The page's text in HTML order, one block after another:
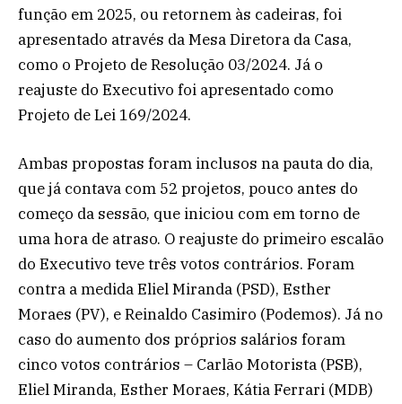
função em 2025, ou retornem às cadeiras, foi
apresentado através da Mesa Diretora da Casa,
como o Projeto de Resolução 03/2024. Já o
reajuste do Executivo foi apresentado como
Projeto de Lei 169/2024.
Ambas propostas foram inclusos na pauta do dia,
que já contava com 52 projetos, pouco antes do
começo da sessão, que iniciou com em torno de
uma hora de atraso. O reajuste do primeiro escalão
do Executivo teve três votos contrários. Foram
contra a medida Eliel Miranda (PSD), Esther
Moraes (PV), e Reinaldo Casimiro (Podemos). Já no
caso do aumento dos próprios salários foram
cinco votos contrários – Carlão Motorista (PSB),
Eliel Miranda, Esther Moraes, Kátia Ferrari (MDB)